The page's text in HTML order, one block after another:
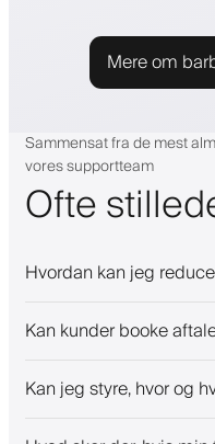
Mere om
Sammensat fra de mest
vores supportteam
Ofte
Hvordan kan jeg
Kan kunder booke
Kan jeg styre, hvor og